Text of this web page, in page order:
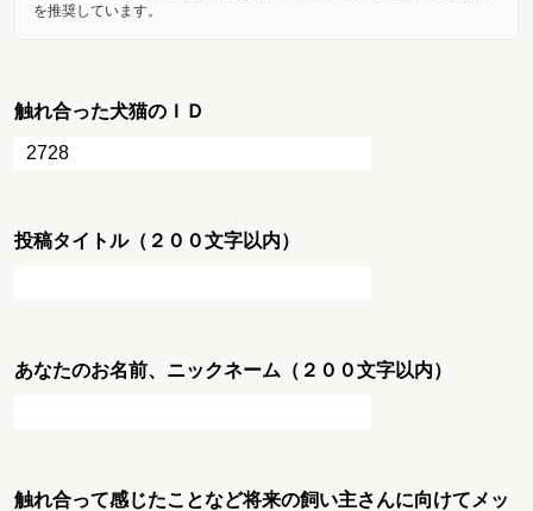
を推奨しています。
触れ合った犬猫のＩＤ
投稿タイトル（２００文字以内）
あなたのお名前、ニックネーム（２００文字以内）
触れ合って感じたことなど将来の飼い主さんに向けてメッ